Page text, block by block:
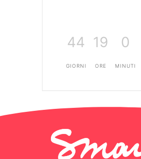
44
GIORNI
19
ORE
0
MINUTI